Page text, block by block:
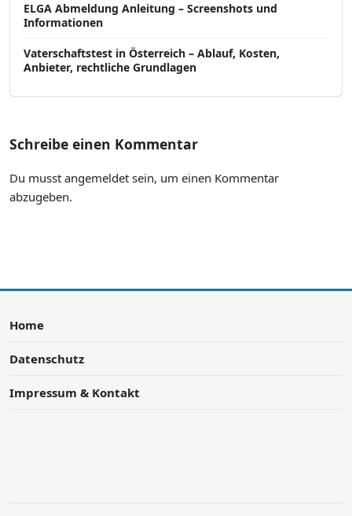
ELGA Abmeldung Anleitung – Screenshots und
Informationen
Vaterschaftstest in Österreich – Ablauf, Kosten,
Anbieter, rechtliche Grundlagen
Schreibe einen Kommentar
Du musst angemeldet sein, um einen Kommentar
abzugeben.
Home
Datenschutz
Impressum & Kontakt